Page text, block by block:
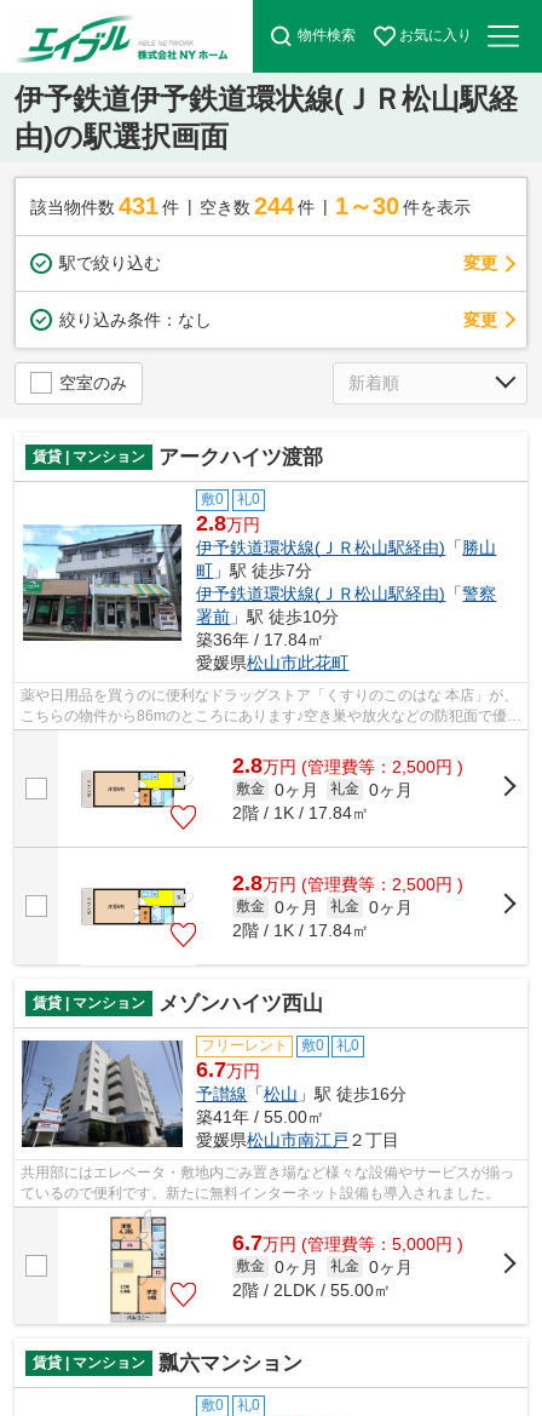
物件検索 お気に入り
伊予鉄道伊予鉄道環状線(ＪＲ松山駅経
由)の駅選択画面
該当物件数 431件 空き数 244 件 1～30 件を表示
駅で絞り込む 変更
絞り込み条件： なし 変更
空室のみ
賃貸 | マンション アークハイツ渡部
敷0 礼0
2.8万円
伊予鉄道環状線(ＪＲ松山駅経由) 「勝山
町 」駅 徒歩7分
伊予鉄道環状線(ＪＲ松山駅経由) 「警察
署前 」駅 徒歩10分
築36年 / 17.84㎡
愛媛県松山市此花町
薬や日用品を買うのに便利なドラッグストア「くすりのこのはな 本店」が、
こちらの物件から86mのところにあります♪空き巣や放火などの防犯面で優れ
2.8万円 (管理費等：2,500円 )
敷金 0ヶ月 礼金 0ヶ月
2階 / 1K / 17.84㎡
2.8万円 (管理費等：2,500円 )
敷金 0ヶ月 礼金 0ヶ月
2階 / 1K / 17.84㎡
賃貸 | マンション メゾンハイツ西山
フリーレント 敷0 礼0
6.7万円
予讃線 「松山 」駅 徒歩16分
築41年 / 55.00㎡
愛媛県松山市南江戸 ２丁目
共用部にはエレベータ・敷地内ごみ置き場など様々な設備やサービスが揃っ
ているので便利です。新たに無料インターネット設備も導入されました。
6.7万円 (管理費等：5,000円 )
敷金 0ヶ月 礼金 0ヶ月
2階 / 2LDK / 55.00㎡
賃貸 | マンション 瓢六マンション
敷0 礼0